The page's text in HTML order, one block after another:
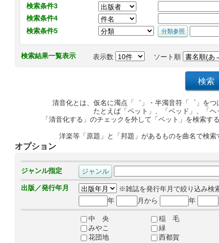
検索条件3
検索条件4
検索条件5
検索結果一覧表示 表示数 ソート順
清音化とは、仮名に濁点「゛」・半濁音符「゜」を
たとえば「ペット」、「ベッド」、「
「清音化する」のチェックを外して「ペット」を検索
洋楽等「原題」と「邦題」があるものを曲名で検
オプション
ジャンル指定
出版／発行年月
※雑誌を発行年月で絞り込み検
年
月から 年
中 央
稲 毛
みやこ
緑
花団地
西都賀